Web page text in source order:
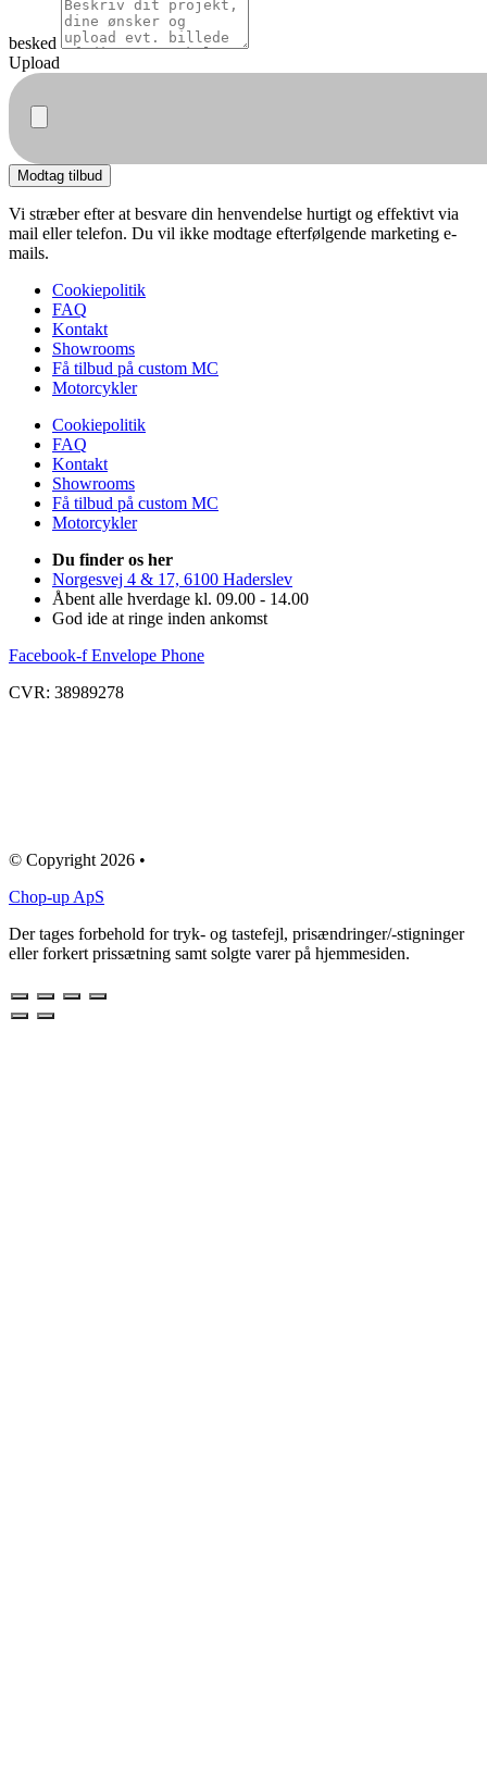
besked
Upload
Modtag tilbud
Vi stræber efter at besvare din henvendelse hurtigt og effektivt via
mail eller telefon. Du vil ikke modtage efterfølgende marketing e-
mails.
Cookiepolitik
FAQ
Kontakt
Showrooms
Få tilbud på custom MC
Motorcykler
Cookiepolitik
FAQ
Kontakt
Showrooms
Få tilbud på custom MC
Motorcykler
Du finder os her
Norgesvej 4 & 17, 6100 Haderslev
Åbent alle hverdage kl. 09.00 - 14.00
God ide at ringe inden ankomst
Facebook-f Envelope Phone
CVR: 38989278
© Copyright 2026 •
Chop-up ApS
Der tages forbehold for tryk- og tastefejl, prisændringer/-stigninger
eller forkert prissætning samt solgte varer på hjemmesiden.